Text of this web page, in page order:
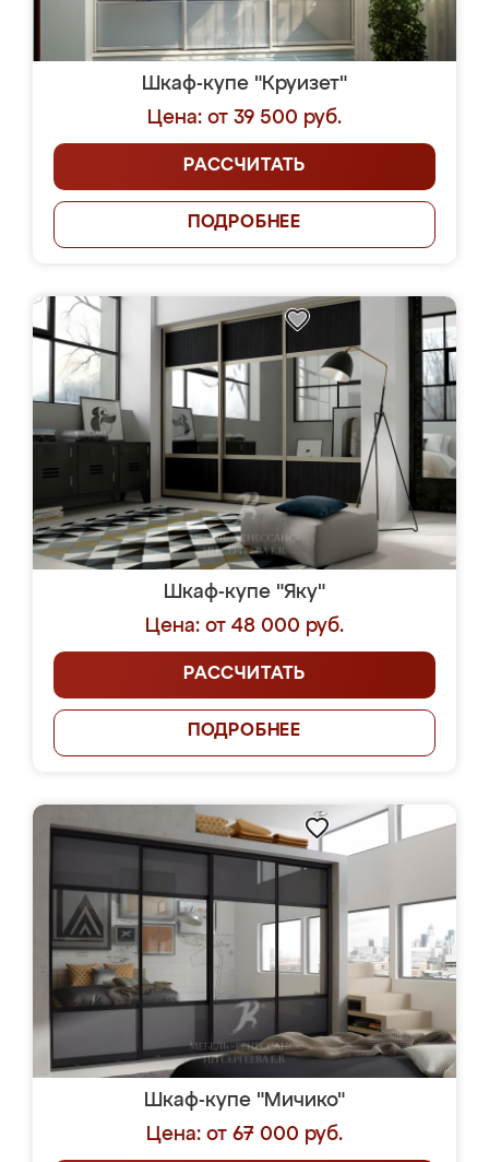
Шкаф-купе "Круизет"
Цена: от 39 500 руб.
РАССЧИТАТЬ
ПОДРОБНЕЕ
Шкаф-купе "Яку"
Цена: от 48 000 руб.
РАССЧИТАТЬ
ПОДРОБНЕЕ
Шкаф-купе "Мичико"
Цена: от 67 000 руб.